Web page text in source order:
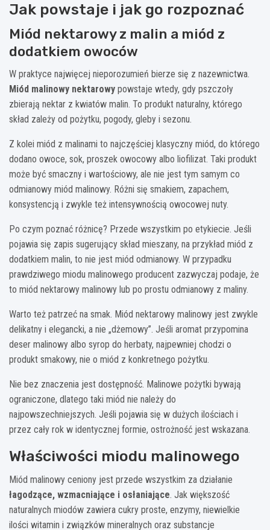
Jak powstaje i jak go rozpoznać
Miód nektarowy z malin a miód z
dodatkiem owoców
W praktyce najwięcej nieporozumień bierze się z nazewnictwa.
Miód malinowy nektarowy powstaje wtedy, gdy pszczoły
zbierają nektar z kwiatów malin. To produkt naturalny, którego
skład zależy od pożytku, pogody, gleby i sezonu.
Z kolei miód z malinami to najczęściej klasyczny miód, do którego
dodano owoce, sok, proszek owocowy albo liofilizat. Taki produkt
może być smaczny i wartościowy, ale nie jest tym samym co
odmianowy miód malinowy. Różni się smakiem, zapachem,
konsystencją i zwykle też intensywnością owocowej nuty.
Po czym poznać różnicę? Przede wszystkim po etykiecie. Jeśli
pojawia się zapis sugerujący skład mieszany, na przykład miód z
dodatkiem malin, to nie jest miód odmianowy. W przypadku
prawdziwego miodu malinowego producent zazwyczaj podaje, że
to miód nektarowy malinowy lub po prostu odmianowy z maliny.
Warto też patrzeć na smak. Miód nektarowy malinowy jest zwykle
delikatny i elegancki, a nie „dżemowy”. Jeśli aromat przypomina
deser malinowy albo syrop do herbaty, najpewniej chodzi o
produkt smakowy, nie o miód z konkretnego pożytku.
Nie bez znaczenia jest dostępność. Malinowe pożytki bywają
ograniczone, dlatego taki miód nie należy do
najpowszechniejszych. Jeśli pojawia się w dużych ilościach i
przez cały rok w identycznej formie, ostrożność jest wskazana.
Właściwości miodu malinowego
Miód malinowy ceniony jest przede wszystkim za działanie
łagodzące, wzmacniające i osłaniające. Jak większość
naturalnych miodów zawiera cukry proste, enzymy, niewielkie
ilości witamin i związków mineralnych oraz substancje